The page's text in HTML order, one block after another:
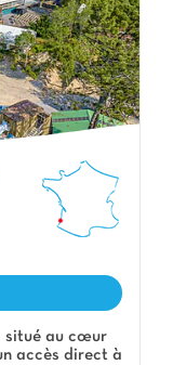
situé au cœur
accès direct à